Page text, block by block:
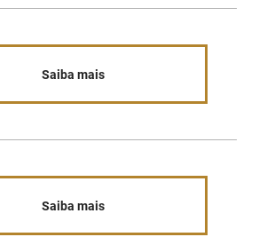
Saiba mais
Saiba mais